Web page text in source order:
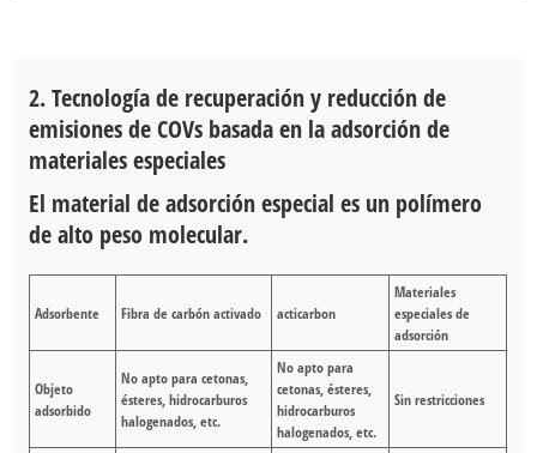
2. Tecnología de recuperación y reducción de
emisiones de COVs basada en la adsorción de
materiales especiales
El material de adsorción especial es un polímero
de alto peso molecular.
Adsorbente Fibra de carbón activado acticarbon
Materiales
especiales de
adsorción
Objeto
adsorbido
No apto para cetonas,
ésteres, hidrocarburos
halogenados, etc.
No apto para
cetonas, ésteres,
hidrocarburos
halogenados, etc.
Sin restricciones